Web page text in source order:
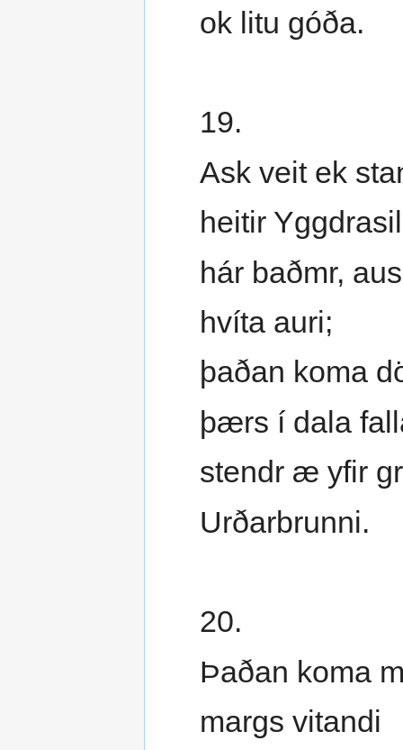
ok litu góða.
19.
Ask veit ek
heitir
hár baðmr,
hvíta auri;
þaðan koma
þærs í dala
stendr æ yfir
Urðarbrunni.
20.
Þaðan koma
margs vitandi